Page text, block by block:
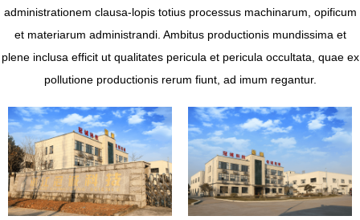
administrationem clausa-lopis totius processus machinarum, opificum
et materiarum administrandi. Ambitus productionis mundissima et
plene inclusa efficit ut qualitates pericula et pericula occultata, quae ex
pollutione productionis rerum fiunt, ad imum regantur.